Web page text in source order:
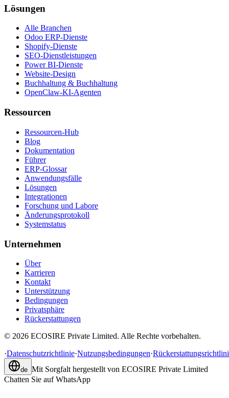
Lösungen
Alle Branchen
Odoo ERP-Dienste
Shopify-Dienste
SEO-Dienstleistungen
Power BI-Dienste
Website-Design
Buchhaltung & Buchhaltung
OpenClaw-KI-Agenten
Ressourcen
Ressourcen-Hub
Blog
Dokumentation
Führer
ERP-Glossar
Anwendungsfälle
Lösungen
Integrationen
Forschung und Labore
Änderungsprotokoll
Systemstatus
Unternehmen
Über
Karrieren
Kontakt
Unterstützung
Bedingungen
Privatsphäre
Rückerstattungen
© 2026 ECOSIRE Private Limited. Alle Rechte vorbehalten.
·Datenschutzrichtlinie·Nutzungsbedingungen·
de Mit Sorgfalt hergestellt von ECOSIRE Private Limited
Chatten Sie auf WhatsApp